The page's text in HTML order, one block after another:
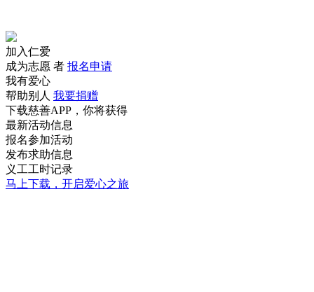
加入仁爱
成为志愿 者 报名申请
我有爱心
帮助别人 我要捐赠
下载慈善APP，你将获得
最新活动信息
报名参加活动
发布求助信息
义工工时记录
马上下载，开启爱心之旅